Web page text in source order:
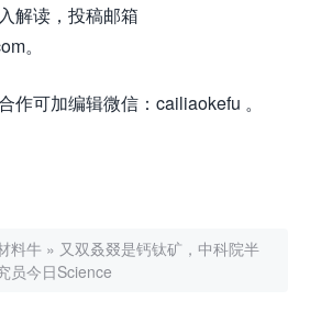
解读，投稿邮箱
。
作可加编辑微信：cailiaokefu 。
料牛 » 又双叒叕是钙钛矿，中科院半
员今日Science